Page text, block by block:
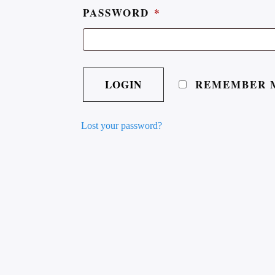
PASSWORD *
REMEMBER
Lost your password?